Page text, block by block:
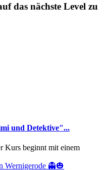
das nächste Level zu
und Detektive"...
Kurs beginnt mit einem